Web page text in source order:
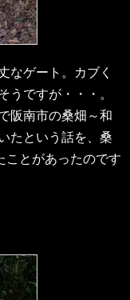
なゲート。カブく
うですが・・・。
阪南市の桑畑～和
たという話を、桑
ことがあったのです